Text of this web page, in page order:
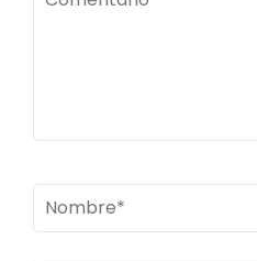
Nombre*